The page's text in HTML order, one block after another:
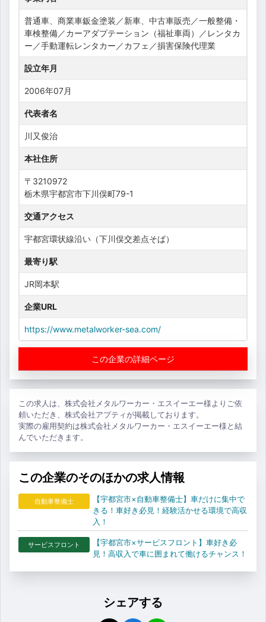
普通車、商業車鈑金塗装／新車、中古車販売／一般整備・
車検整備／カーアダプテーション（福祉車両）／レンタカ
ー／手動運転レンタカー／カフェ／損害保険代理業
設立年月
2006年07月
代表者名
川又俊治
本社住所
〒3210972
栃木県宇都宮市下川俣町79-1
交通アクセス
宇都宮環状線沿い（下川俣交差点そば）
最寄り駅
JR岡本駅
企業URL
https://www.metalworker-sea.com/
この企業の詳細ページ
この求人は、株式会社メタルワーカー・エスイーエー様よりご依
頼いただき、株式会社アプティが掲載しております。
実際の雇用契約は株式会社メタルワーカー・エスイーエー様と結
んでいただきます。
この企業のそのほかの求人情報
自動車整備士
【宇都宮市×自動車整備士】車だけに集中で
きる！車好き必見！経験活かせる環境で高収
入！
サービスフロント
【宇都宮市×サービスフロント】車好き必
見！高収入で車に囲まれて働けるチャンス！
シェアする